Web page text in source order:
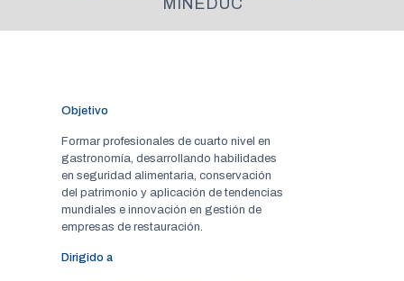
MINEDUC
Objetivo
Formar profesionales de cuarto nivel en
gastronomía, desarrollando habilidades
en seguridad alimentaria, conservación
del patrimonio y aplicación de tendencias
mundiales e innovación en gestión de
empresas de restauración.
Dirigido a